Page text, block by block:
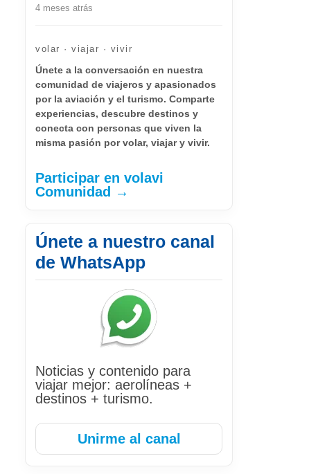
4 meses atrás
volar · viajar · vivir
Únete a la conversación en nuestra
comunidad de viajeros y apasionados
por la aviación y el turismo. Comparte
experiencias, descubre destinos y
conecta con personas que viven la
misma pasión por volar, viajar y vivir.
Participar en volavi
Comunidad →
Únete a nuestro canal
de WhatsApp
Noticias y contenido para
viajar mejor: aerolíneas +
destinos + turismo.
Unirme al canal